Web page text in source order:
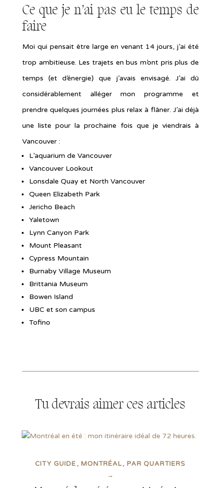
Ce que je n’ai pas eu le temps de
faire
Moi qui pensait être large en venant 14 jours, j’ai été
trop ambitieuse. Les trajets en bus m’ont pris plus de
temps (et d’énergie) que j’avais envisagé. J’ai dû
considérablement alléger mon programme et
prendre quelques journées plus relax à flâner. J’ai déjà
une liste pour la prochaine fois que je viendrais à
Vancouver :
L’aquarium de Vancouver
Vancouver Lookout
Lonsdale Quay et North Vancouver
Queen Elizabeth Park
Jericho Beach
Yaletown
Lynn Canyon Park
Mount Pleasant
Cypress Mountain
Burnaby Village Museum
Brittania Museum
Bowen Island
UBC et son campus
Tofino
Tu devrais aimer ces articles
CITY GUIDE MONTRÉAL
PAR QUARTIERS
→